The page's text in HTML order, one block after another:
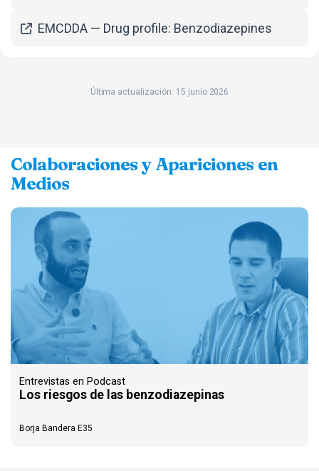
EMCDDA — Drug profile: Benzodiazepines
Última actualización: 15 junio 2026
Colaboraciones y Apariciones en
Medios
Entrevistas en Podcast
Los riesgos de las benzodiazepinas
Borja Bandera E35